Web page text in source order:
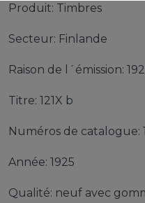
Produit: Timbres
Secteur: Finlande
Raison de l´émission:
Titre: 121X b
Numéros de catalogue:
Année: 1925
Qualité: neuf avec